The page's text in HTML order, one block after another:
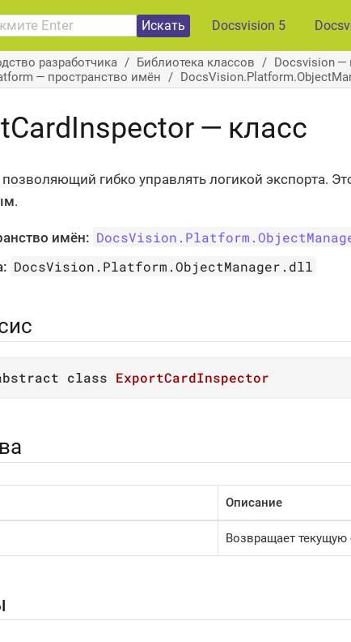
Искать Docsvision 5
разработчика Библиотека классов
Docsvision —
— пространство имён
— класс
гибко управлять логикой экспорта.
.
имён:
DocsVision.Platform.ObjectManager.dll
class ExportCardInspector
Описание
Возвращает